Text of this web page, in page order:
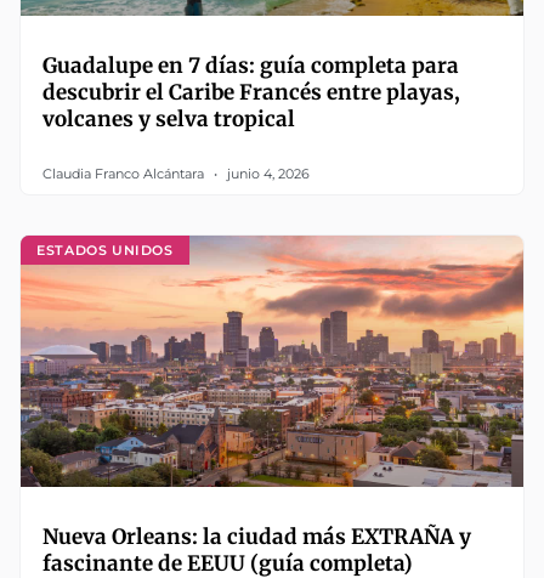
Guadalupe en 7 días: guía completa para
descubrir el Caribe Francés entre playas,
volcanes y selva tropical
Claudia Franco Alcántara junio 4, 2026
ESTADOS UNIDOS
Nueva Orleans: la ciudad más EXTRAÑA y
fascinante de EEUU (guía completa)